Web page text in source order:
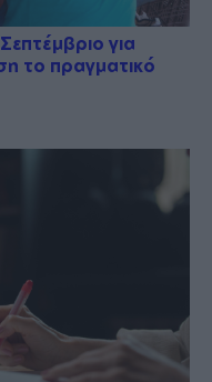
για
το πραγματικό